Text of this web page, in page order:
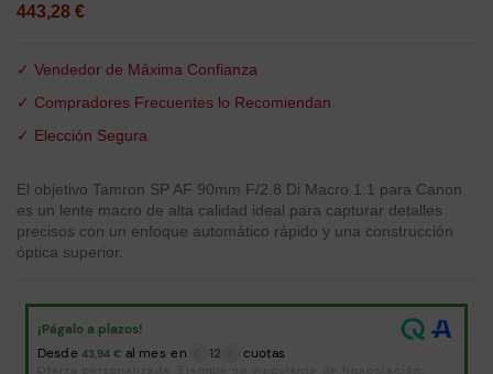
443,28 €
✓ Vendedor de Máxima Confianza
✓ Compradores Frecuentes lo Recomiendan
✓ Elección Segura
El objetivo Tamron SP AF 90mm F/2.8 Di Macro 1:1 para Canon
es un lente macro de alta calidad ideal para capturar detalles
precisos con un enfoque automático rápido y una construcción
óptica superior.